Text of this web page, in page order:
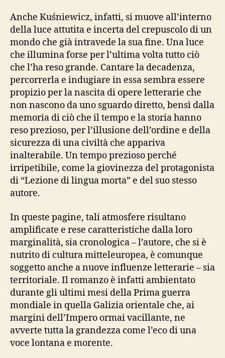
Anche Kuśniewicz, infatti, si muove all’interno
della luce attutita e incerta del crepuscolo di un
mondo che già intravede la sua fine. Una luce
che illumina forse per l’ultima volta tutto ciò
che l’ha reso grande. Cantare la decadenza,
percorrerla e indugiare in essa sembra essere
propizio per la nascita di opere letterarie che
non nascono da uno sguardo diretto, bensì dalla
memoria di ciò che il tempo e la storia hanno
reso prezioso, per l’illusione dell’ordine e della
sicurezza di una civiltà che appariva
inalterabile. Un tempo prezioso perché
irripetibile, come la giovinezza del protagonista
di “Lezione di lingua morta” e del suo stesso
autore.
In queste pagine, tali atmosfere risultano
amplificate e rese caratteristiche dalla loro
marginalità, sia cronologica – l’autore, che si è
nutrito di cultura mitteleuropea, è comunque
soggetto anche a nuove influenze letterarie – sia
territoriale. Il romanzo è infatti ambientato
durante gli ultimi mesi della Prima guerra
mondiale in quella Galizia orientale che, ai
margini dell’Impero ormai vacillante, ne
avverte tutta la grandezza come l’eco di una
voce lontana e morente.